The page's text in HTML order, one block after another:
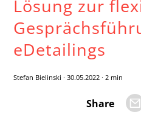
Lösung zur
eDetailings
Stefan Bielinski · 30.05.2022 · 2 min
Share